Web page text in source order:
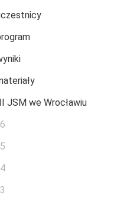
III JSM we Wrocławiu